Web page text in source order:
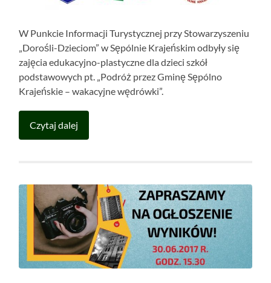
W Punkcie Informacji Turystycznej przy Stowarzyszeniu
„Dorośli-Dzieciom” w Sępólnie Krajeńskim odbyły się
zajęcia edukacyjno-plastyczne dla dzieci szkół
podstawowych pt. „Podróż przez Gminę Sępólno
Krajeńskie – wakacyjne wędrówki”.
Czytaj dalej